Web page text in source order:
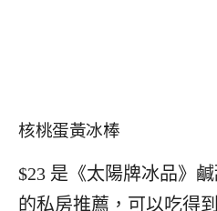
核桃蛋黃冰棒
$23 是《太陽牌冰品》
的私房推薦，可以吃得